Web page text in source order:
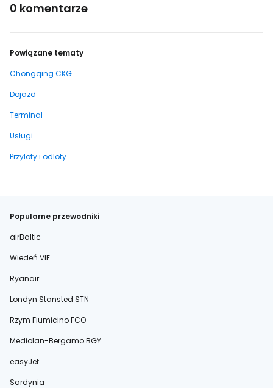
0 komentarze
Powiązane tematy
Chongqing CKG
Dojazd
Terminal
Usługi
Przyloty i odloty
Popularne przewodniki
airBaltic
Wiedeń VIE
Ryanair
Londyn Stansted STN
Rzym Fiumicino FCO
Mediolan-Bergamo BGY
easyJet
Sardynia